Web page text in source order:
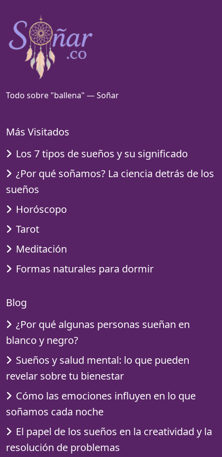
Todo sobre "ballena" — Soñar
Más Visitados
Los 7 tipos de sueños y su significado
¿Por qué soñamos? La ciencia detrás de los
sueños
Horóscopo
Tarot
Meditación
Formas naturales para dormir
Blog
¿Por qué algunas personas sueñan en
blanco y negro?
Sueños y salud mental: lo que pueden
revelar sobre tu bienestar
Cómo las emociones influyen en lo que
soñamos cada noche
El papel de los sueños en la creatividad y la
resolución de problemas